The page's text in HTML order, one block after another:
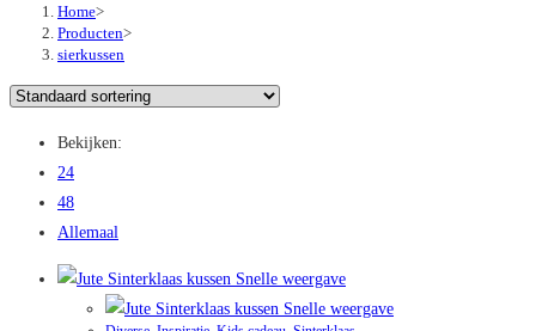
Home>
Producten>
sierkussen
Bekijken:
24
48
Allemaal
Snelle weergave
Snelle weergave